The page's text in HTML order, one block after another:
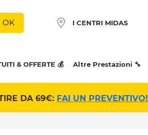
OK I CENTRI MIDAS
& OFFERTE 💰 Altre Prestazioni 🔧
DA 69€: FAI UN PREVENTIVO!